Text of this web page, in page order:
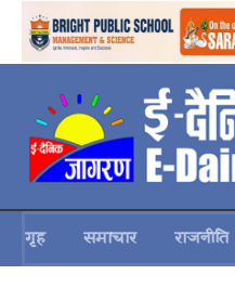
गृह समाचार राजनीति